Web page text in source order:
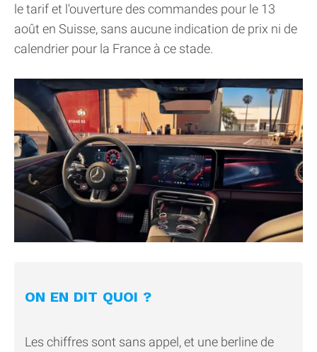
le tarif et l'ouverture des commandes pour le 13
août en Suisse, sans aucune indication de prix ni de
calendrier pour la France à ce stade.
ON EN DIT QUOI ?
Les chiffres sont sans appel, et une berline de